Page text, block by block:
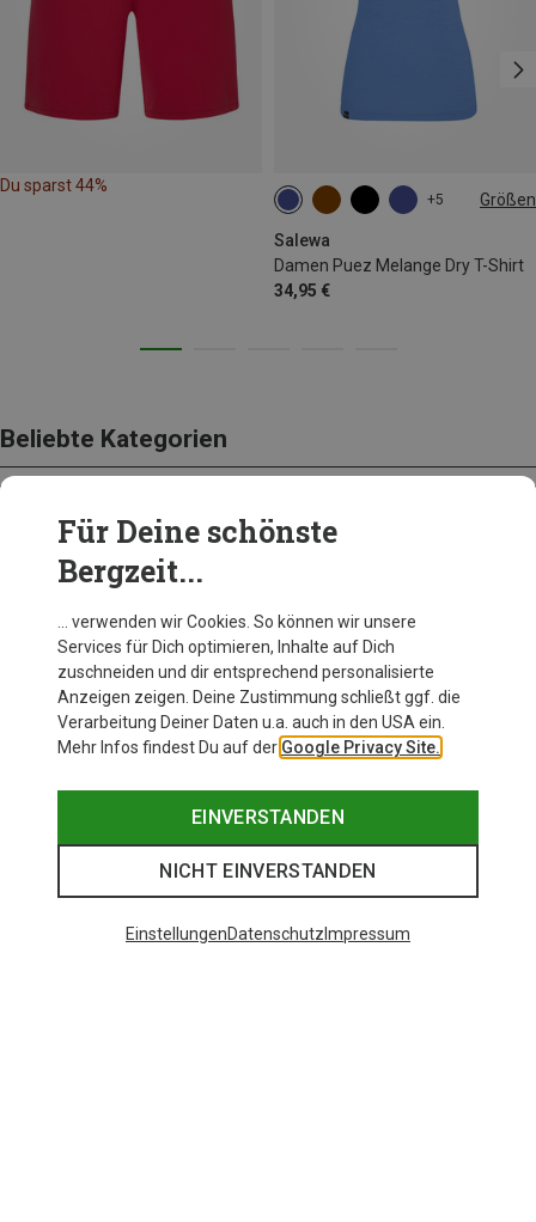
Du sparst 44%
+5 Größen
Salewa
Damen Puez Melange Dry T-Shirt
34,95 €
XS S M
Beliebte Kategorien
BEKLEIDUNG
Für Deine schönste
Bergzeit...
… verwenden wir Cookies. So können wir unsere
Services für Dich optimieren, Inhalte auf Dich
zuschneiden und dir entsprechend personalisierte
Anzeigen zeigen. Deine Zustimmung schließt ggf. die
Verarbeitung Deiner Daten u.a. auch in den USA ein.
Mehr Infos findest Du auf der Google Privacy Site.
EINVERSTANDEN
NICHT EINVERSTANDEN
EinstellungenDatenschutz Impressum